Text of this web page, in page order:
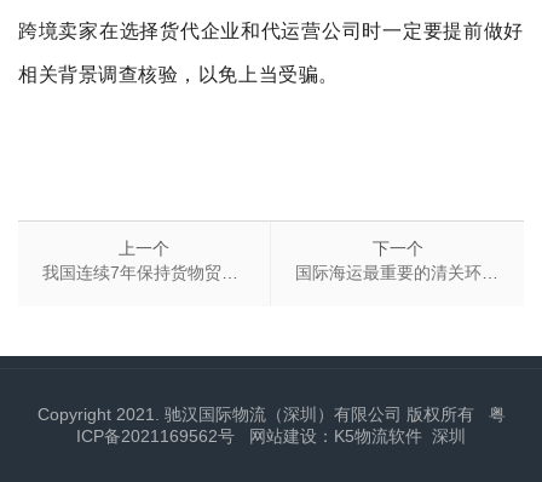
跨境卖家在选择货代企业和代运营公司时一定要提前做好
相关背景调查核验，以免上当受骗。
上一个
我国连续7年保持货物贸易第一大国地位
下一个
国际海运最重要的清关环节该注意哪些问题
Copyright 2021. 驰汉国际物流（深圳）有限公司 版权所有 粤
ICP备2021169562号
网站建设：K5物流软件 深圳